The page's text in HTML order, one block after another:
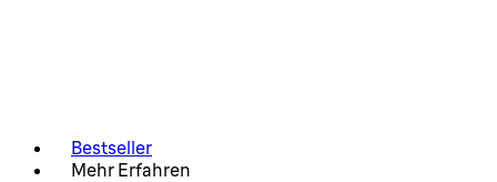
Bestseller
Mehr Erfahren